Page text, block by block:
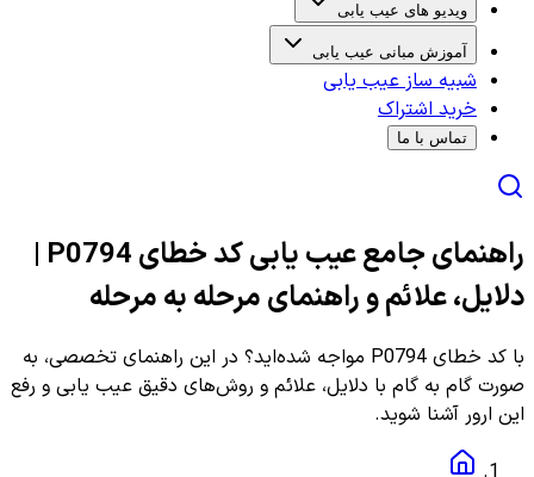
ویدیو های عیب یابی
آموزش مبانی عیب یابی
شبیه ساز عیب یابی
خرید اشتراک
تماس با ما
راهنمای جامع عیب یابی کد خطای P0794 |
دلایل، علائم و راهنمای مرحله به مرحله
با کد خطای P0794 مواجه شده‌اید؟ در این راهنمای تخصصی، به
صورت گام به گام با دلایل، علائم و روش‌های دقیق عیب یابی و رفع
این ارور آشنا شوید.